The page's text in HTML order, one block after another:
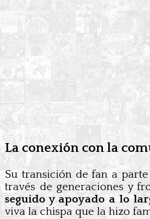
La conexión con la
Su transición de fan a
través de generaciones y
seguido y apoyado a lo
viva la chispa que la hizo